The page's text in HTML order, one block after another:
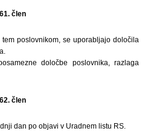
61. člen
poslovnikom, se uporabljajo določila
določbe poslovnika, razlaga
62. člen
dan po objavi v Uradnem listu RS.